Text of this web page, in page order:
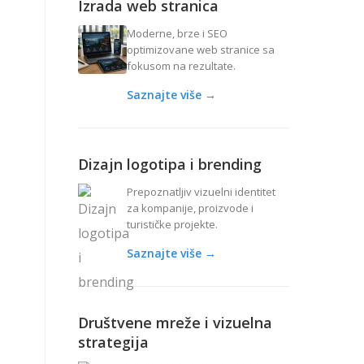
Izrada web stranica
Moderne, brze i SEO
optimizovane web stranice sa
fokusom na rezultate.
Saznajte više →
Dizajn logotipa i brending
Prepoznatljiv vizuelni identitet
za kompanije, proizvode i
turističke projekte.
Saznajte više →
Društvene mreže i vizuelna
strategija